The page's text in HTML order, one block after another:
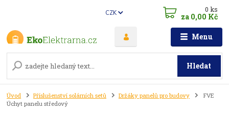
Menu
CZK
Hledat
0ks
za 0,00 Kč
Úvod Příslušenství solárních setů Držáky panelů pro budovy
FVE
Úchyt panelu středový